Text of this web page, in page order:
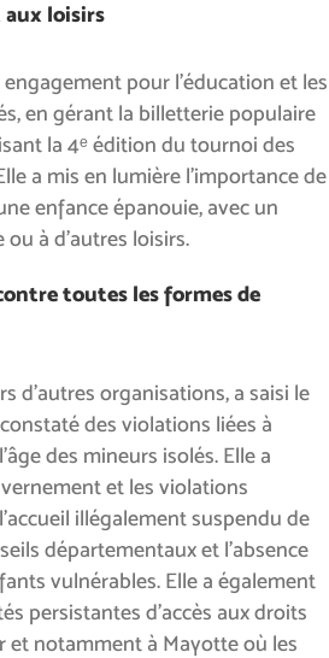
aux loisirs
pour l’éducation et les
en gérant la billetterie populaire
la 4ᵉ édition du tournoi des
a mis en lumière l’importance de
enfance épanouie, avec un
à d’autres loisirs.
toutes les formes de
d’autres organisations, a saisi le
des violations liées à
des mineurs isolés. Elle a
et les violations
illégalement suspendu de
départementaux et l’absence
vulnérables. Elle a également
persistantes d’accès aux droits
et notamment à Mayotte où les